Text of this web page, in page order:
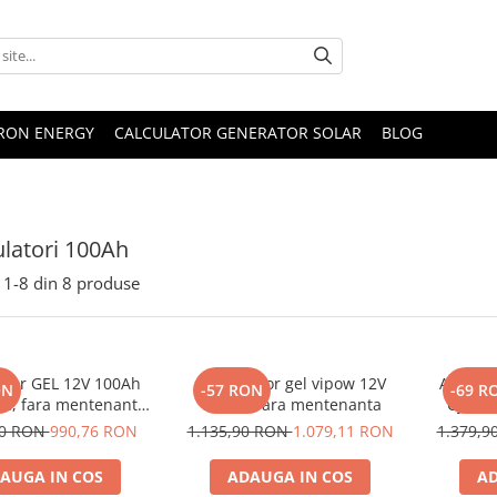
ENERGY CALCULATOR GENERATOR SOLAR BLOG
100Ah
1-8 din 8 produse
GEL 12V 100Ah
fara mentenanta,
sisteme solare,
grid
RON990,76 RON
IN COS
-57 RON
Acumulator gel vipow 12V
100AH, fara mentenanta
1.135,90 RON1.079,11 RON
ADAUGA IN COS
-69
Cycle
digital,